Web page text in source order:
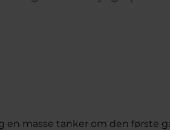
en masse tanker om den første